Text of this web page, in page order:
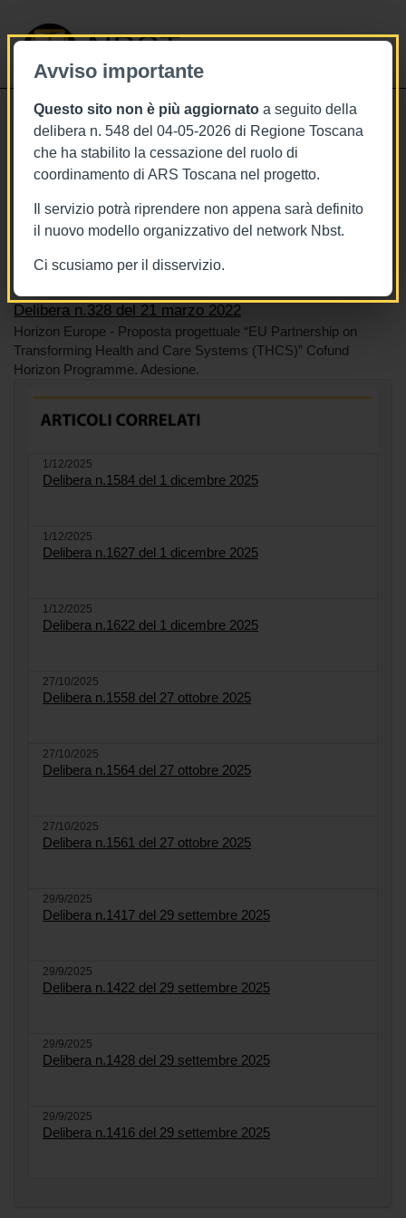
Avviso importante
Questo sito non è più aggiornato a seguito della
delibera n. 548 del 04-05-2026 di Regione Toscana
che ha stabilito la cessazione del ruolo di
coordinamento di ARS Toscana nel progetto.
Il servizio potrà riprendere non appena sarà definito
il nuovo modello organizzativo del network Nbst.
Ci scusiamo per il disservizio.
NBST
21/3/2022
Delibera n.328 del 21 marzo 2022
Tags BURT Bollettino della regione toscana
Delibera n.328 del 21 marzo 2022
Horizon Europe - Proposta progettuale “EU Partnership on
Transforming Health and Care Systems (THCS)” Cofund
Horizon Programme. Adesione.
1/12/2025
Delibera n.1584 del 1 dicembre 2025
1/12/2025
Delibera n.1627 del 1 dicembre 2025
1/12/2025
Delibera n.1622 del 1 dicembre 2025
27/10/2025
Delibera n.1558 del 27 ottobre 2025
27/10/2025
Delibera n.1564 del 27 ottobre 2025
27/10/2025
Delibera n.1561 del 27 ottobre 2025
29/9/2025
Delibera n.1417 del 29 settembre 2025
29/9/2025
Delibera n.1422 del 29 settembre 2025
29/9/2025
Delibera n.1428 del 29 settembre 2025
29/9/2025
Delibera n.1416 del 29 settembre 2025